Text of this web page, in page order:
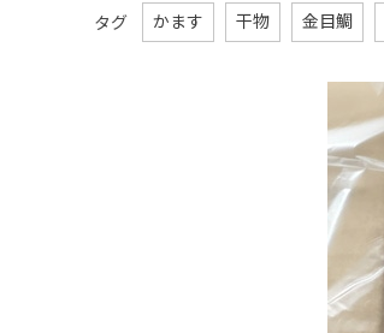
タグ かます 干物 金目鯛